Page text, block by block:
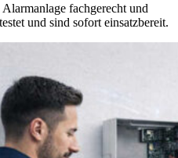
fachgerecht und
und sind sofort einsatzbereit.